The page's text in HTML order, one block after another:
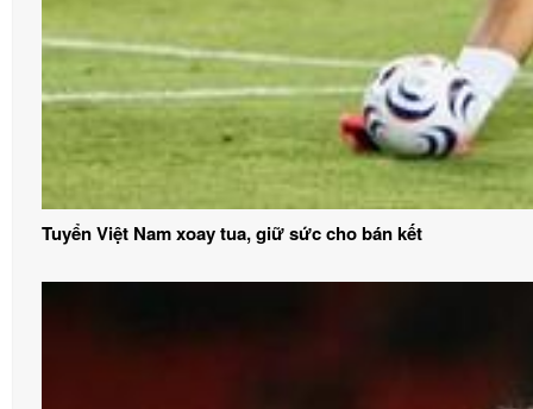
Tuyển Việt Nam xoay tua, giữ sức cho bán kết